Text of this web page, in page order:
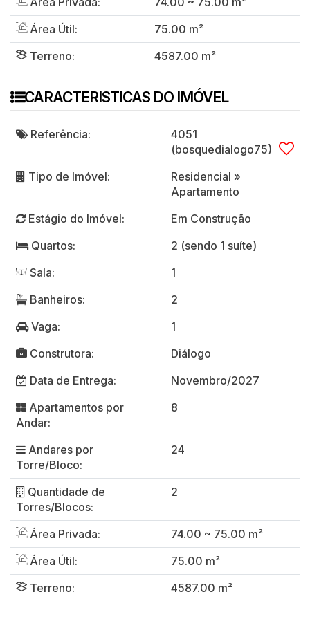
Área Útil:
75.00 m²
Terreno:
4587.00 m²
CARACTERISTICAS DO IMÓVEL
Referência:
4051
(bosquedialogo75)
Tipo de Imóvel:
Residencial »
Apartamento
Estágio do Imóvel:
Em Construção
Quartos:
2 (sendo 1 suíte)
Sala:
1
Banheiros:
2
Vaga:
1
Construtora:
Diálogo
Data de Entrega:
Novembro/2027
Apartamentos por
Andar:
8
Andares por
Torre/Bloco:
24
Quantidade de
Torres/Blocos:
2
Área Privada:
74.00 ~ 75.00 m²
Área Útil:
75.00 m²
Terreno:
4587.00 m²